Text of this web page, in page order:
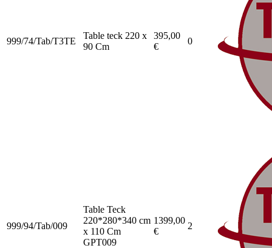
999/74/Tab/T3TE
Table teck 220 x
90 Cm
395,00
€
0
999/94/Tab/009
Table Teck
220*280*340 cm
x 110 Cm
GPT009
1399,00
€
2